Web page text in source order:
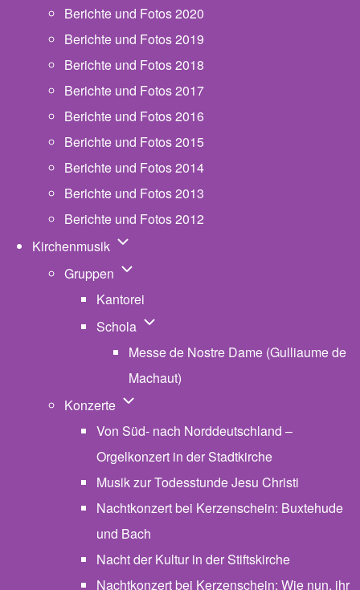
Berichte und Fotos 2020
Berichte und Fotos 2019
Berichte und Fotos 2018
Berichte und Fotos 2017
Berichte und Fotos 2016
Berichte und Fotos 2015
Berichte und Fotos 2014
Berichte und Fotos 2013
Berichte und Fotos 2012
Kirchenmusik Unternavigation von Kirchenmusik
Gruppen Unternavigation von Gruppen
Kantorei
Schola Unternavigation von Schola
Messe de Nostre Dame (Gulliaume de
Machaut)
Konzerte Unternavigation von Konzerte
Von Süd- nach Norddeutschland –
Orgelkonzert in der Stadtkirche
Musik zur Todesstunde Jesu Christi
Nachtkonzert bei Kerzenschein: Buxtehude
und Bach
Nacht der Kultur in der Stiftskirche
Nachtkonzert bei Kerzenschein: Wie nun, ihr